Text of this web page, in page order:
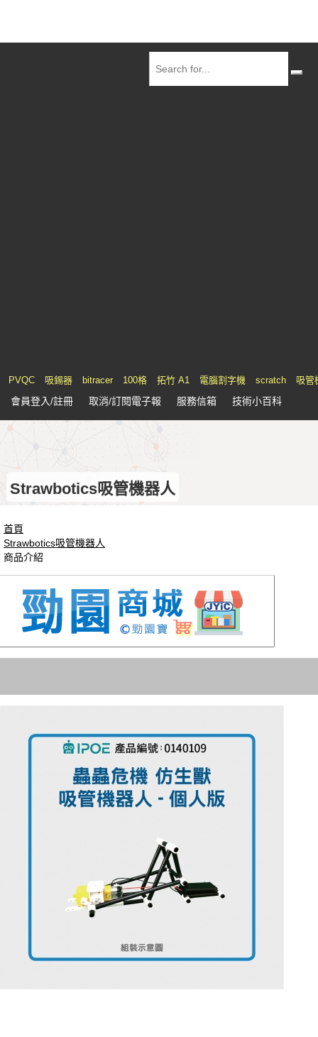
PVQC 吸錫器 bitracer 100格 拓竹 A1 電腦割字機 scratch 吸管
會員登入/註冊 取消/訂閱電子報 服務信箱 技術小百科
Strawbotics吸管機器人
首頁
Strawbotics吸管機器人
商品介紹